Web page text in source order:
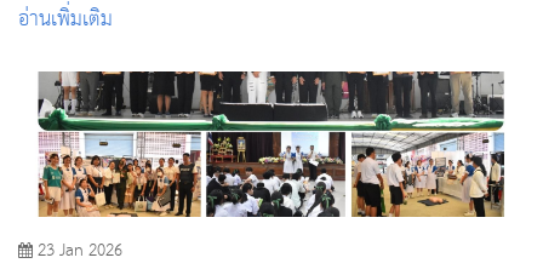
อ่านเพิ่มเติม
23 Jan 2026